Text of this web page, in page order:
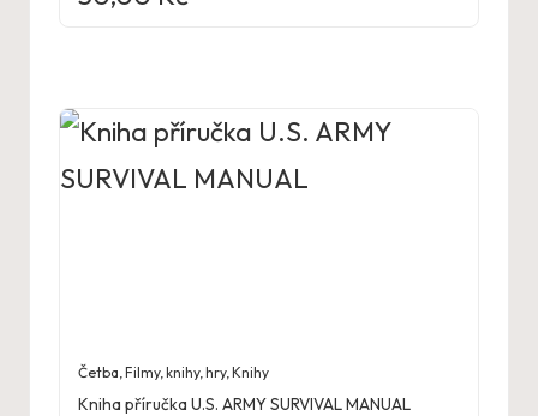
Četba,Filmy, knihy, hry,Knihy
Kniha příručka U.S. ARMY SURVIVAL MANUAL